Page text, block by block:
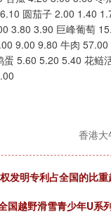
圆茄子 2.00 1.40
3.80 3.90 巨峰葡萄
9.00 9.80 牛肉
5.60 5.20 5.40 花
香港大
发明专利占全国的比
国越野滑雪青少年U系